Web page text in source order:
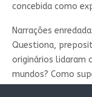
concebida como
Narrações
Questiona,
originários lidaram
mundos? Como